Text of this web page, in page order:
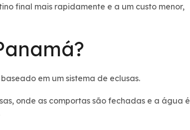
final mais rapidamente e a um custo menor,
em um sistema de eclusas.
onde as comportas são fechadas e a água é